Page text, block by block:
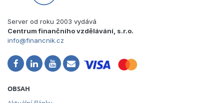
Server od roku 2003 vydává
Centrum finančního vzdělávání, s.r.o.
info@financnik.cz
OBSAH